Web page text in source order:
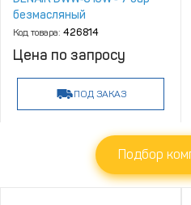
безмасляный
Код товара: 426814
Цена по запросу
ПОД ЗАКАЗ
Подбор